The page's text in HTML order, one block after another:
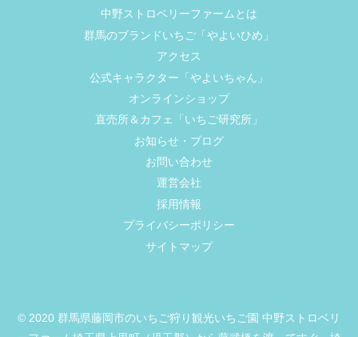
中野ストロベリーファームとは
群馬のブランドいちご「やよいひめ」
アクセス
公式キャラクター「やよいちゃん」
オンラインショップ
直売所＆カフェ「いちご研究所」
お知らせ・ブログ
お問い合わせ
運営会社
採用情報
プライバシーポリシー
サイトマップ
© 2020 群馬県藤岡市のいちご狩り観光いちご園 中野ストロベリ